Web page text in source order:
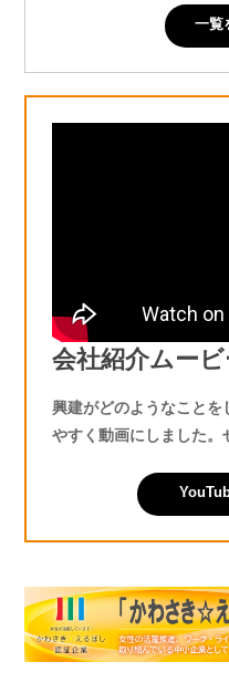
一覧
会社紹介ムービ
興建がどのようなことを
やすく動画にしました。